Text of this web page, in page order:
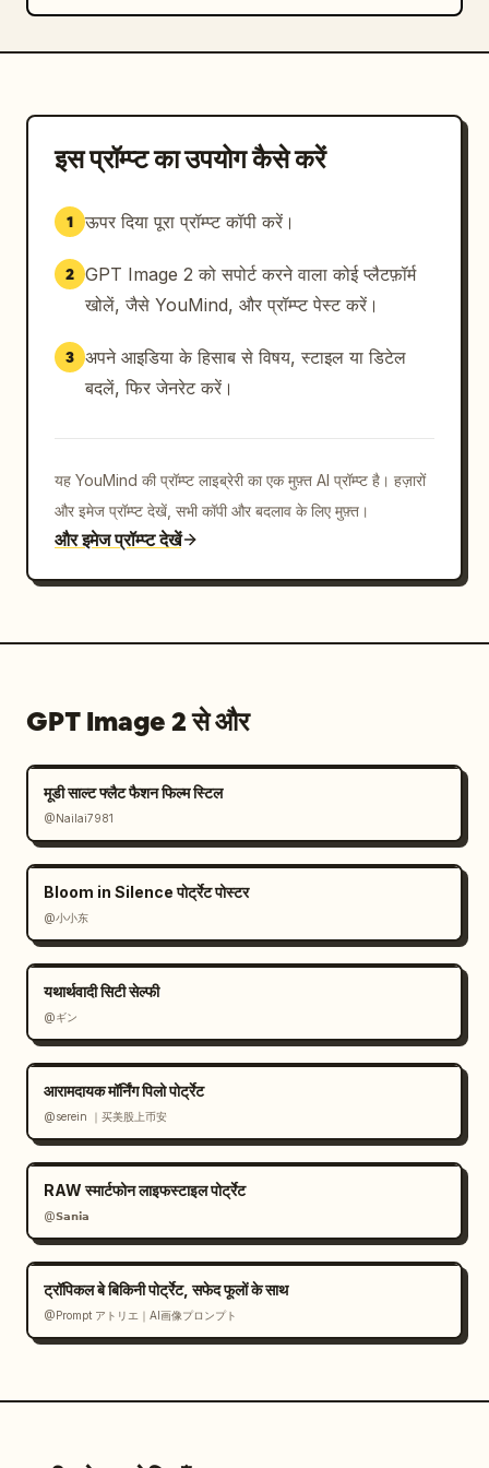
इस प्रॉम्प्ट का उपयोग कैसे करें
1 ऊपर दिया पूरा प्रॉम्प्ट कॉपी करें।
2 GPT Image 2 को सपोर्ट करने वाला कोई प्लैटफ़ॉर्म
खोलें, जैसे YouMind, और प्रॉम्प्ट पेस्ट करें।
3 अपने आइडिया के हिसाब से विषय, स्टाइल या डिटेल
बदलें, फिर जेनरेट करें।
यह YouMind की प्रॉम्प्ट लाइब्रेरी का एक मुफ़्त AI प्रॉम्प्ट है। हज़ारों
और इमेज प्रॉम्प्ट देखें, सभी कॉपी और बदलाव के लिए मुफ़्त।
और इमेज प्रॉम्प्ट देखें
GPT Image 2 से और
मूडी साल्ट फ्लैट फैशन फिल्म स्टिल
@Nailai7981
Bloom in Silence पोर्ट्रेट पोस्टर
@小小东
यथार्थवादी सिटी सेल्फी
@ギン
आरामदायक मॉर्निंग पिलो पोर्ट्रेट
@serein ｜买美股上币安
RAW स्मार्टफोन लाइफस्टाइल पोर्ट्रेट
@𝗦𝗮𝗻𝗶𝗮
ट्रॉपिकल बे बिकिनी पोर्ट्रेट, सफेद फूलों के साथ
@Prompt アトリエ｜AI画像プロンプト